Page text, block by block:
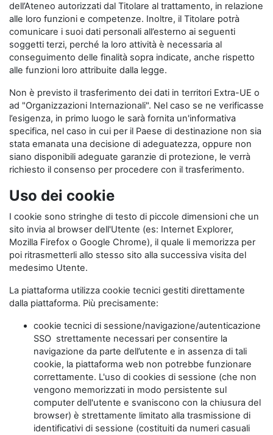
dell’Ateneo autorizzati dal Titolare al trattamento, in relazione
alle loro funzioni e competenze. Inoltre, il Titolare potrà
comunicare i suoi dati personali all’esterno ai seguenti
soggetti terzi, perché la loro attività è necessaria al
conseguimento delle finalità sopra indicate, anche rispetto
alle funzioni loro attribuite dalla legge.
Non è previsto il trasferimento dei dati in territori Extra-UE o
ad "Organizzazioni Internazionali". Nel caso se ne verificasse
l’esigenza, in primo luogo le sarà fornita un'informativa
specifica, nel caso in cui per il Paese di destinazione non sia
stata emanata una decisione di adeguatezza, oppure non
siano disponibili adeguate garanzie di protezione, le verrà
richiesto il consenso per procedere con il trasferimento.
Uso dei cookie
I cookie sono stringhe di testo di piccole dimensioni che un
sito invia al browser dell'Utente (es: Internet Explorer,
Mozilla Firefox o Google Chrome), il quale li memorizza per
poi ritrasmetterli allo stesso sito alla successiva visita del
medesimo Utente.
La piattaforma utilizza cookie tecnici gestiti direttamente
dalla piattaforma. Più precisamente:
cookie tecnici di sessione/navigazione/autenticazione
SSO strettamente necessari per consentire la
navigazione da parte dell’utente e in assenza di tali
cookie, la piattaforma web non potrebbe funzionare
correttamente. L'uso di cookies di sessione (che non
vengono memorizzati in modo persistente sul
computer dell'utente e svaniscono con la chiusura del
browser) è strettamente limitato alla trasmissione di
identificativi di sessione (costituiti da numeri casuali